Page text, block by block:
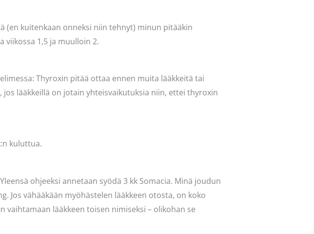
(en kuitenkaan onneksi niin tehnyt) minun pitääkin
viikossa 1,5 ja muulloin 2.
Thyroxin pitää ottaa ennen muita lääkkeitä tai
lääkkeillä on jotain yhteisvaikutuksia niin, ettei thyroxin
kuluttua.
ohjeeksi annetaan syödä 3 kk Somacia. Minä joudun
Jos vähääkään myöhästelen lääkkeen otosta, on koko
vaihtamaan lääkkeen toisen nimiseksi – olikohan se